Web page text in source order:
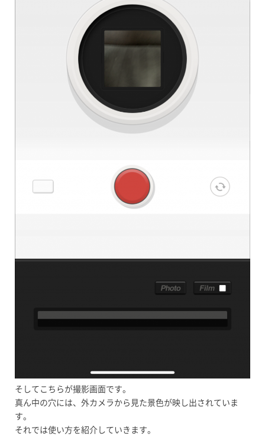
そしてこちらが撮影画面です。
真ん中の穴には、外カメラから見た景色が映し出されていま
す。
それでは使い方を紹介していきます。